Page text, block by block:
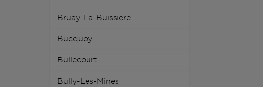
Bruay-La-Buissiere
Bucquoy
Bullecourt
Bully-Les-Mines